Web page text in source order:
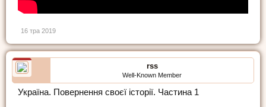
16 тра 2019
rss
Well-Known Member
Україна. Повернення своєї історії. Частина 1